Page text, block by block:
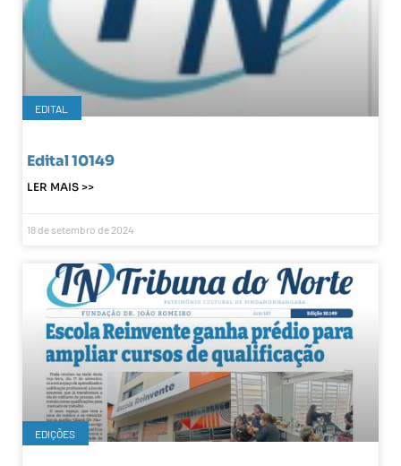
EDITAL
Edital 10149
LER MAIS >>
18 de setembro de 2024
EDIÇÕES